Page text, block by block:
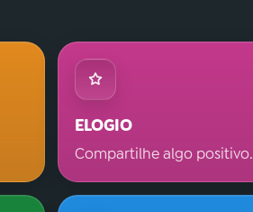
ELOGIO
Compartilhe algo positivo.